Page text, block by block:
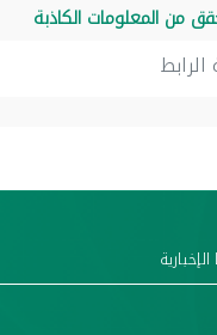
من المعلومات الكاذبة